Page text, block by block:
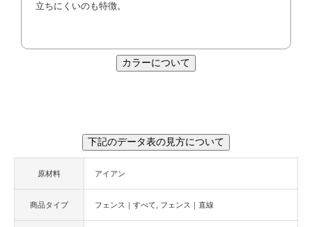
立ちにくいのも特徴。
カラーについて
下記のデータ表の見方について
原材料 アイアン
商品タイプ フェンス｜すべて フェンス｜直線